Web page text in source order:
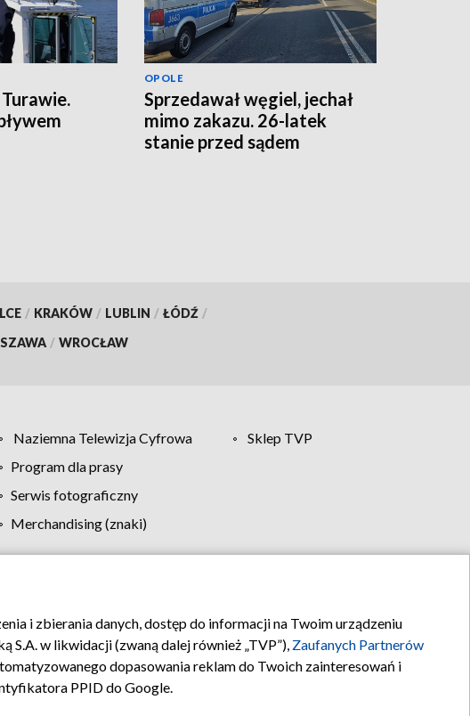
OPOLE
Sprzedawał węgiel, jechał
mimo zakazu. 26-latek
stanie przed sądem
/ KRAKÓW / LUBLIN / ŁÓDŹ /
/ WROCŁAW
Naziemna Telewizja Cyfrowa
Sklep TVP
Program dla prasy
Serwis fotograficzny
Merchandising (znaki)
Biuro reklamy Kontakt
i zbierania danych, dostęp do informacji na Twoim urządzeniu
w likwidacji (zwaną dalej również „TVP”), Zaufanych Partnerów
dopasowania reklam do Twoich zainteresowań i
PPID do Google.